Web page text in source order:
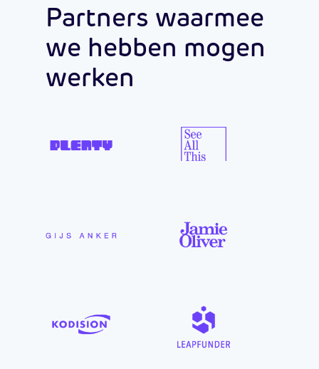
Partners waarmee
we hebben mogen
werken